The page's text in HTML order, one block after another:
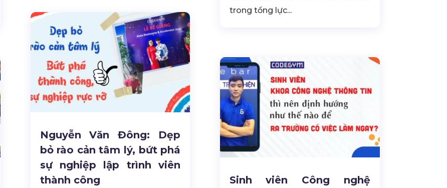
Nguyễn Văn Đông: Dẹp
bỏ rào cản tâm lý, bứt phá
sự nghiệp lập trình viên
thành công
trong tổng lực...
Sinh viên Công nghệ